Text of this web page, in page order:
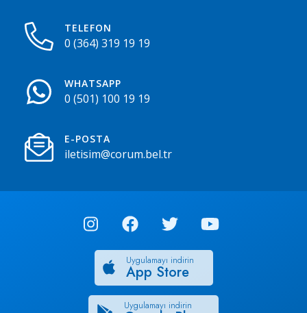
TELEFON
0 (364) 319 19 19
WHATSAPP
0 (501) 100 19 19
E-POSTA
iletisim@corum.bel.tr
Uygulamayı indirin
App Store
Uygulamayı indirin